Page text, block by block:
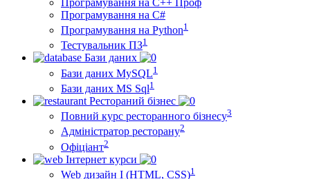
Програмування на C#
Програмування на Python1
Тестувальник ПЗ1
Бази даних
Бази даних MySQL1
Бази даних MS Sql1
Рестораний бізнес
Повний курс ресторанного бізнесу3
Адміністратор ресторану2
Офіціант2
Інтернет курси
Web дизайн I (HTML, CSS)1